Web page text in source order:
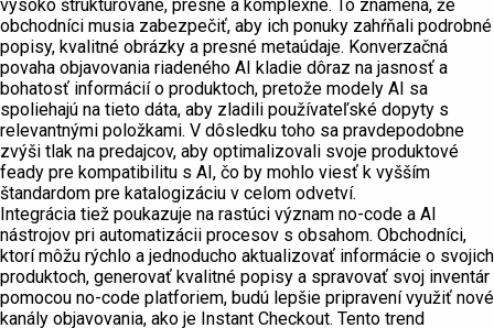
vysoko štruktúrované, presné a komplexné. To znamená, že
obchodníci musia zabezpečiť, aby ich ponuky zahŕňali podrobné
popisy, kvalitné obrázky a presné metaúdaje. Konverzačná
povaha objavovania riadeného AI kladie dôraz na jasnosť a
bohatosť informácií o produktoch, pretože modely AI sa
spoliehajú na tieto dáta, aby zladili používateľské dopyty s
relevantnými položkami. V dôsledku toho sa pravdepodobne
zvýši tlak na predajcov, aby optimalizovali svoje produktové
feady pre kompatibilitu s AI, čo by mohlo viesť k vyšším
štandardom pre katalogizáciu v celom odvetví.
Integrácia tiež poukazuje na rastúci význam no-code a AI
nástrojov pri automatizácii procesov s obsahom. Obchodníci,
ktorí môžu rýchlo a jednoducho aktualizovať informácie o svojich
produktoch, generovať kvalitné popisy a spravovať svoj inventár
pomocou no-code platforiem, budú lepšie pripravení využiť nové
kanály objavovania, ako je Instant Checkout. Tento trend